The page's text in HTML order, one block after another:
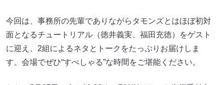
今回は、事務所の先輩でありながらタモンズとはほぼ初対
面となるチュートリアル（徳井義実、福田充徳）をゲスト
に迎え、2組によるネタとトークをたっぷりお届けしま
す。会場でぜひ“すぺしゃる”な時間をご堪能ください。